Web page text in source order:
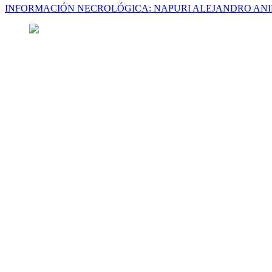
INFORMACIÓN NECROLÓGICA: NAPURI ALEJANDRO